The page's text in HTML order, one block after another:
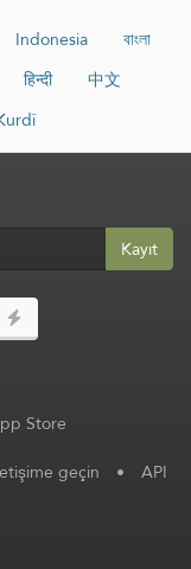
Indonesia
বাংলা
हिन्दी
中文
Kayıt
geçin • API